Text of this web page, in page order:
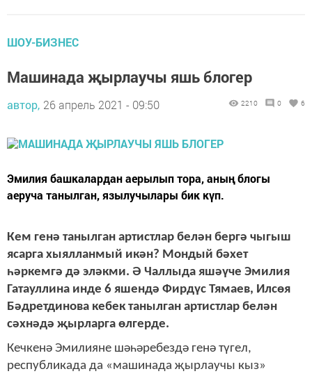
ШОУ-БИЗНЕС
Машинада җырлаучы яшь блогер
автор, 26 апрель 2021 - 09:50 2210 0 6
Эмилия башкалардан аерылып тора, аның блогы
аеруча танылган, язылучылары бик күп.
Кем генә танылган артистлар белән бергә чыгыш
ясарга хыялланмый икән? Мондый бәхет
һәркемгә дә эләкми. Ә Чаллыда яшәүче Эмилия
Гатауллина инде 6 яшендә Фирдүс Тямаев, Илсөя
Бәдретдинова кебек танылган артистлар белән
сәхнәдә җырларга өлгерде.
Кечкенә Эмилияне шәһәребездә генә түгел,
республикада да «машинада җырлаучы кыз»